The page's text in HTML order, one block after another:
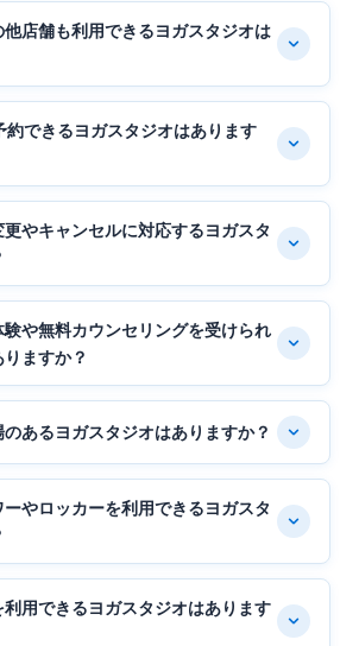
他店舗も利用できるヨガスタジオは
約できるヨガスタジオはあります
更やキャンセルに対応するヨガスタ
験や無料カウンセリングを受けられ
ますか？
のあるヨガスタジオはありますか？
ーやロッカーを利用できるヨガスタ
利用できるヨガスタジオはあります